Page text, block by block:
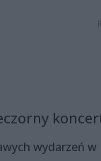
wydarzeń